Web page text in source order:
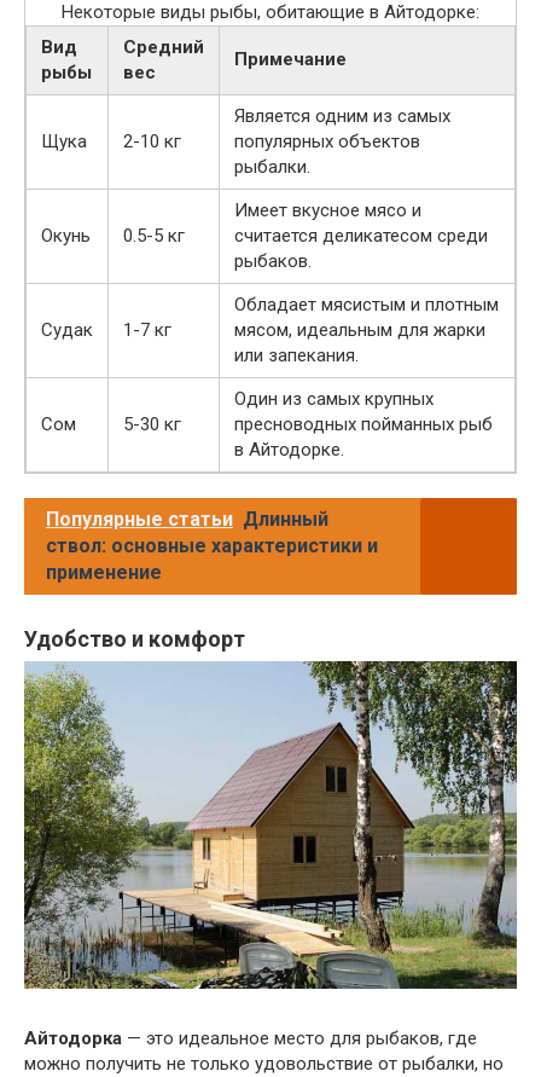
Некоторые виды рыбы, обитающие в Айтодорке:
Вид
рыбы
Средний
вес
Примечание
Щука 2-10 кг
Является одним из самых
популярных объектов
рыбалки.
Окунь 0.5-5 кг
Имеет вкусное мясо и
считается деликатесом среди
рыбаков.
Судак 1-7 кг
Обладает мясистым и плотным
мясом, идеальным для жарки
или запекания.
Сом 5-30 кг
Один из самых крупных
пресноводных пойманных рыб
в Айтодорке.
Популярные статьи Длинный
ствол: основные характеристики и
применение
Удобство и комфорт
Айтодорка — это идеальное место для рыбаков, где
можно получить не только удовольствие от рыбалки, но